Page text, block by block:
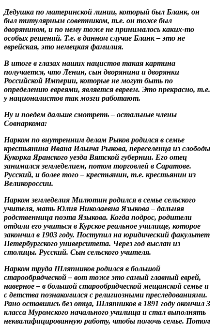
Дедушка по материнской линии, который был Бланк, он
был титулярным советником, т.е. он тоже был
дворянином, и по нему тоже не принималось каких-то
особых решений. Т.е. в данном случае Бланк – это не
еврейская, это немецкая фамилия.
В итоге в глазах наших нацистов такая картина
получается, что Ленин, сын дворянина и дворянки
Российской Империи, которые не могут быть по
определению евреями, является евреем. Это прекрасно, т.е.
у националистов так мозги работают.
Ну и поедем дальше смотреть – остальные члены
Совнаркома:
Нарком по внутренним делам Рыков родился в семье
крестьянина Ивана Ильича Рыкова, переселенца из слободы
Кукорка Яранского уезда Вятской губернии. Его отец
занимался земледелием, потом торговлей в Саратове.
Русский, и более того – крестьянин, т.е. крестьянин из
Великороссии.
Нарком земледелия Милютин родился в семье сельского
учителя, мать Юлия Николаевна Языкова – дальняя
родственница поэта Языкова. Когда подрос, родители
отдали его учиться в Курское реальное училище, которое
закончил в 1903 году. Поступил на юридический факультет
Петербургского университета. Через год выслан из
столицы. Русский. Сын сельского учителя.
Нарком труда Шляпников родился в большой
старообрядческой – вот тоже это самый главный еврей,
наверное – в большой старообрядческой мещанской семье и
с детства познакомился с религиозными преследованиями.
Рано оставшись без отца, Шляпников в 1891 году окончил 3
класса Муромского начального училища и стал выполнять
неквалифицированную работу, чтобы помочь семье. Потом